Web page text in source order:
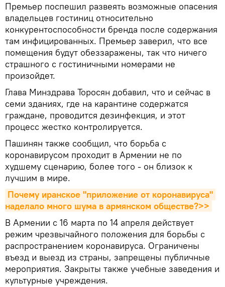
Премьер поспешил развеять возможные опасения
владельцев гостиниц относительно
конкурентоспособности бренда после содержания
там инфицированных. Премьер заверил, что все
помещения будут обеззаражены, так что ничего
страшного с гостиничными номерами не
произойдет.
Глава Минздрава Торосян добавил, что и сейчас в
семи зданиях, где на карантине содержатся
граждане, проводится дезинфекция, и этот
процесс жестко контролируется.
Пашинян также сообщил, что борьба с
коронавирусом проходит в Армении не по
худшему сценарию, более того - он близок к
лучшим в мире.
Почему иранское "приложение от коронавируса"
наделало много шума в армянском обществе?>>
В Армении с 16 марта по 14 апреля действует
режим чрезвычайного положения для борьбы с
распространением коронавируса. Ограничены
въезд и выезд из страны, запрещены публичные
мероприятия. Закрыты также учебные заведения и
культурные учреждения.